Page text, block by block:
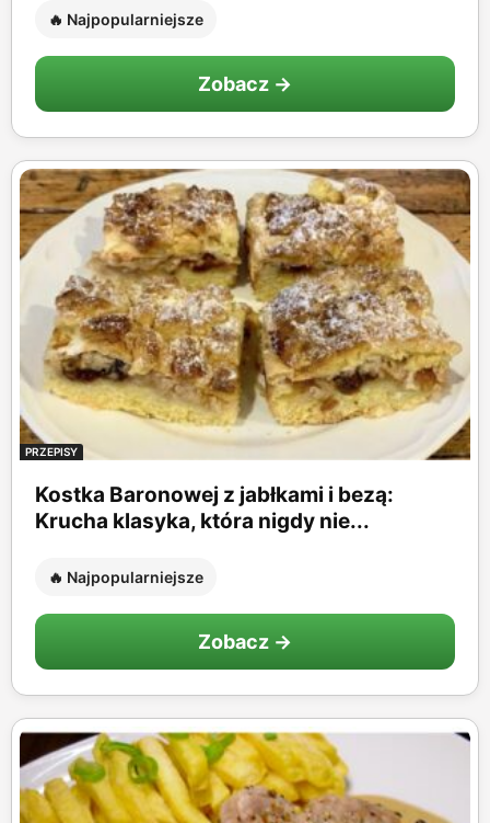
🔥 Najpopularniejsze
Zobacz →
PRZEPISY
Kostka Baronowej z jabłkami i bezą:
Krucha klasyka, która nigdy nie...
🔥 Najpopularniejsze
Zobacz →